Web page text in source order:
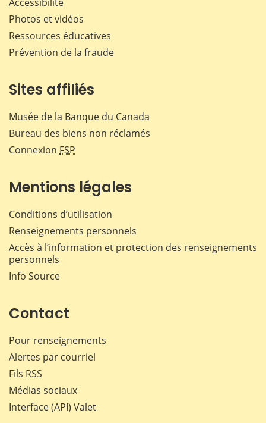
Photos et vidéos
Ressources éducatives
Prévention de la fraude
Sites affiliés
Musée de la Banque du Canada
Bureau des biens non réclamés
Connexion FSP
Mentions légales
Conditions d’utilisation
Renseignements personnels
Accès à l’information et protection des renseignements
personnels
Info Source
Contact
Pour renseignements
Alertes par courriel
Fils RSS
Médias sociaux
Interface (API) Valet